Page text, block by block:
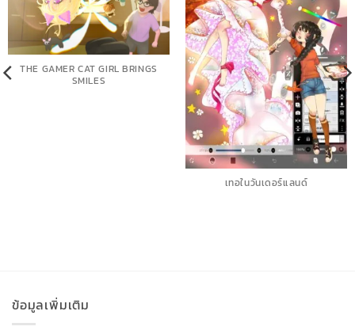
THE GAMER CAT GIRL BRINGS
SMILES
เทอในวันเดอร์แลนด์
ข้อมูลเพิ่มเติม